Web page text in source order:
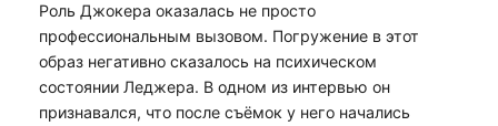
Роль Джокера оказалась не просто
профессиональным вызовом. Погружение в этот
образ негативно сказалось на психическом
состоянии Леджера. В одном из интервью он
признавался, что после съёмок у него начались